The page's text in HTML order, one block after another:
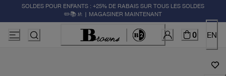
SOLDES POUR ENFANTS : +25% DE RABAIS SUR TOUS LES SOLDES
✏️📚🚸 | MAGASINER MAINTENANT
0 EN